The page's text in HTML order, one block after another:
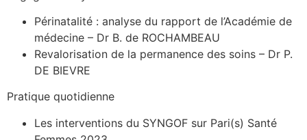
Périnatalité : analyse du rapport de l’Académie de
médecine – Dr B. de ROCHAMBEAU
Revalorisation de la permanence des soins – Dr P.
DE BIEVRE
Pratique quotidienne
Les interventions du SYNGOF sur Pari(s) Santé